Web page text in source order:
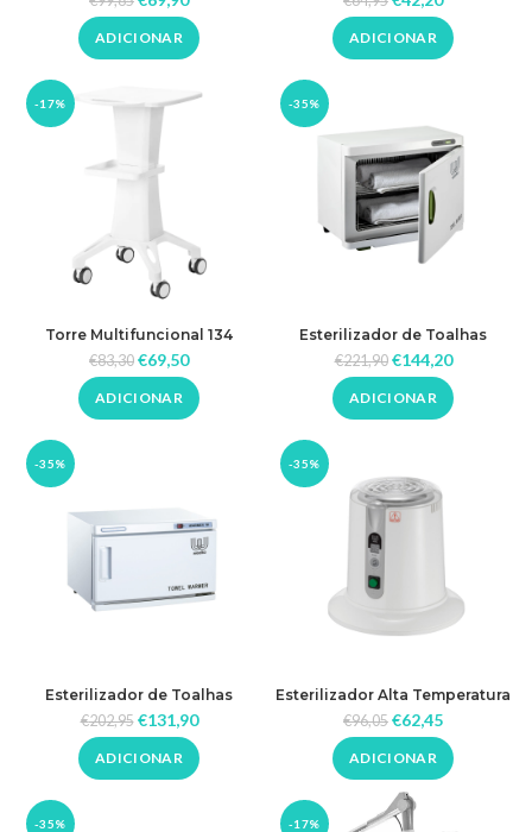
ADICIONAR ADICIONAR
-17%
Torre Multifuncional 134
€83,30 €69,50
ADICIONAR
-35%
Esterilizador de Toalhas
Warmex 16L
€221,90 €144,20
ADICIONAR
-35%
Esterilizador de Toalhas
Warmex 11L
€202,95 €131,90
ADICIONAR
-35%
Esterilizador Alta Temperatura
Digital 180º
€96,05 €62,45
ADICIONAR
-35% -17%